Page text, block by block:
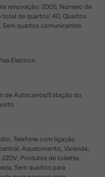
renovação: 2005, Número de
total de quartos: 40, Quartos
Sem quartos comunicantes
Electron
de Autocarros/Estação do
Telefone com ligação
Aquecimento, Varanda,
220V, Produtos de toilette,
Sem quartos para